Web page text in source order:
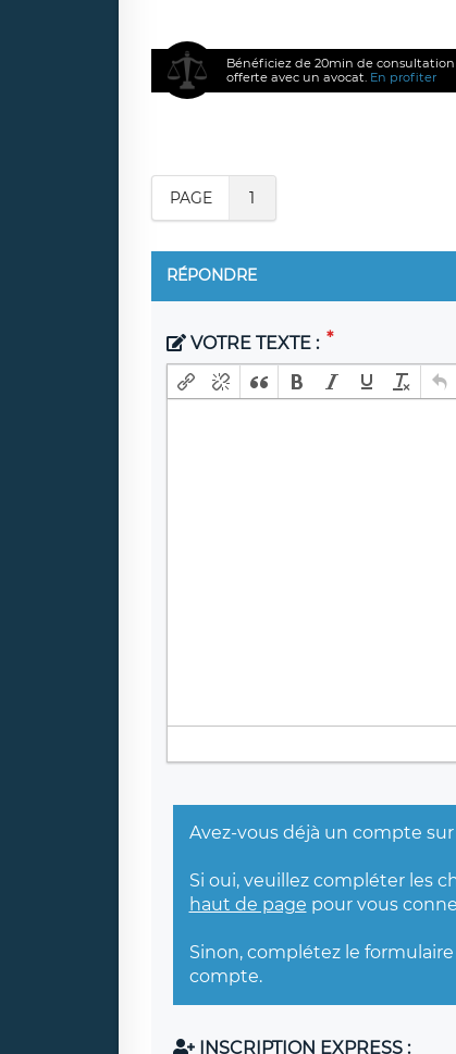
Bénéficiez de 20min de consultation
offerte avec un avocat. En profiter
PAGE 1
RÉPONDRE
VOTRE TEXTE :
Avez-vous déjà un compte sur
Si oui, veuillez compléter les
haut de page pour vous
Sinon, complétez le
compte.
INSCRIPTION EXPRESS :